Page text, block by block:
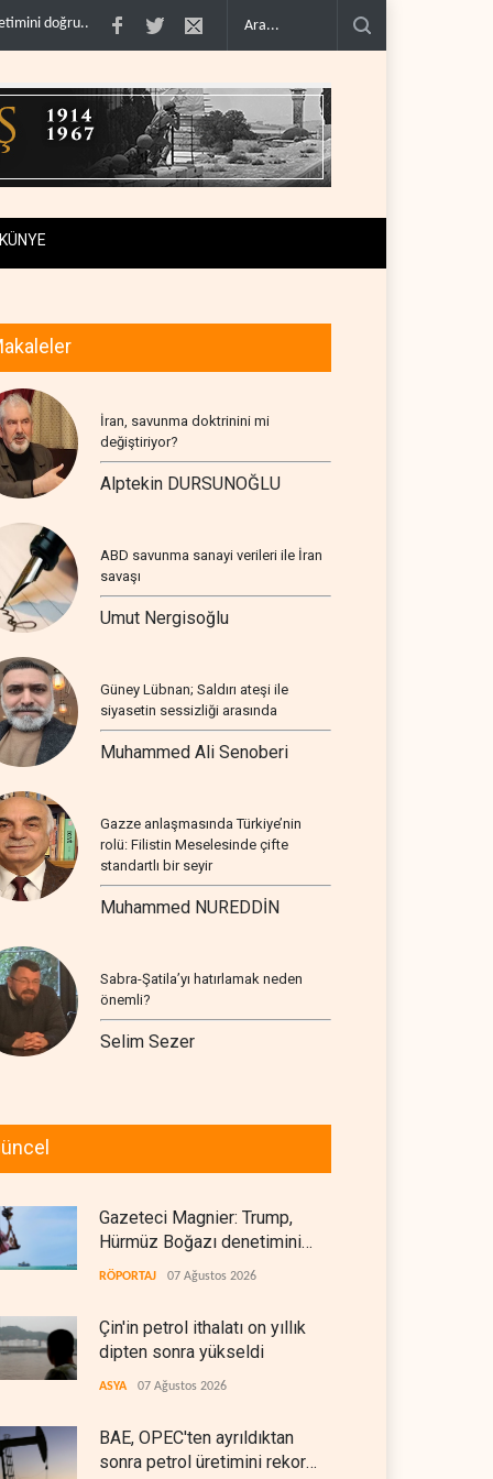
BAE, OPEC'ten ayrıldıktan sonra petrol üretimini rekor d�..
KÜNYE
İran, savunma doktrinini mi
değiştiriyor?
Alptekin DURSUNOĞLU
ABD savunma sanayi verileri ile İran
savaşı
Umut Nergisoğlu
Güney Lübnan; Saldırı ateşi ile
siyasetin sessizliği arasında
Muhammed Ali Senoberi
Gazze anlaşmasında Türkiye’nin
rolü: Filistin Meselesinde çifte
standartlı bir seyir
Muhammed NUREDDİN
Sabra-Şatila’yı hatırlamak neden
önemli?
Selim Sezer
Gazeteci Magnier: Trump,
Hürmüz Boğazı denetimini
doğrudan İran ve Umman'a
RÖPORTAJ 07 Ağustos 2026
Çin'in petrol ithalatı on yıllık
dipten sonra yükseldi
ASYA 07 Ağustos 2026
BAE, OPEC'ten ayrıldıktan
sonra petrol üretimini rekor